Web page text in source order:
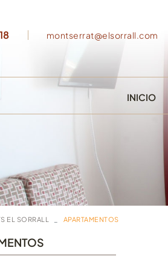
montserrat@elsorrall.com
INICIO
EL SORRALL APARTAMENTOS